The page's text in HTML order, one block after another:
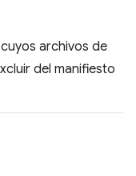
archivos de
del manifiesto